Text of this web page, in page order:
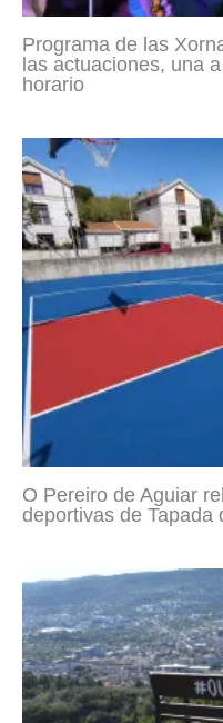
Programa de las
las actuaciones, una
horario
O Pereiro de Aguiar
deportivas de Tapada